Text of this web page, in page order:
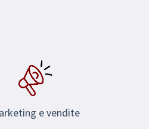
e vendite